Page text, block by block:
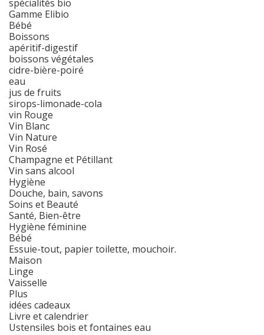
spécialités bio
Gamme Elibio
Bébé
Boissons
apéritif-digestif
boissons végétales
cidre-bière-poiré
eau
jus de fruits
sirops-limonade-cola
vin Rouge
Vin Blanc
Vin Nature
Vin Rosé
Champagne et Pétillant
Vin sans alcool
Hygiène
Douche, bain, savons
Soins et Beauté
Santé, Bien-être
Hygiène féminine
Bébé
Essuie-tout, papier toilette, mouchoir.
Maison
Linge
Vaisselle
Plus
idées cadeaux
Livre et calendrier
Ustensiles bois et fontaines eau